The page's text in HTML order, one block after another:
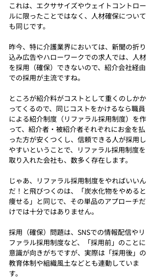
これは、エクササイズやウェイトコントロー
ルに限ったことではなく、人材確保について
も同じです。
昨今、特に介護業界においては、新聞の折り
込み広告やハローワークでの求人では、人材
を採用（確保）できないので、紹介会社経由
での採用が主流ですね。
ところが紹介料がコストとして重くのしかか
ってくるので、同じコストをかけるなら職員
による紹介制度（リファラル採用制度）を作
って、紹介者・被紹介者それぞれにお金を払
った方が安くつくし、信頼できる人が採用し
やすいということで、リファラル採用制度を
取り入れた会社も、数多く存在します。
じゃあ、リファラル採用制度をやればいいん
だ！と飛びつくのは、「炭水化物をやめると
痩せる」と同じで、その単品のアプローチだ
けでは十分ではありません。
採用（確保）問題は、SNSでの情報配信やリ
ファラル採用制度など、「採用前」のことに
意識が向きがちですが、実際は「採用後」の
教育体制や組織風土などとも連動していま
す。